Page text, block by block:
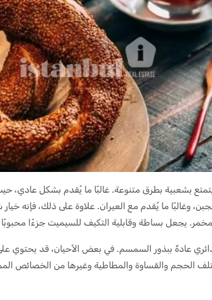
بشعبية بطرق متنوعة. غالبًا ما يُقدم بشكل عادي،
وغالبًا ما يُقدم مع العيران. علاوة على ذلك، فإنه
يجعل بساطة وقابلية التكيف للسيميت جزءًا محبوبًا
عادةً ببذور السمسم. في بعض الأحيان، قد يحتوي
الحجم والقساوة والمطاطية وغيرها من الخصائص